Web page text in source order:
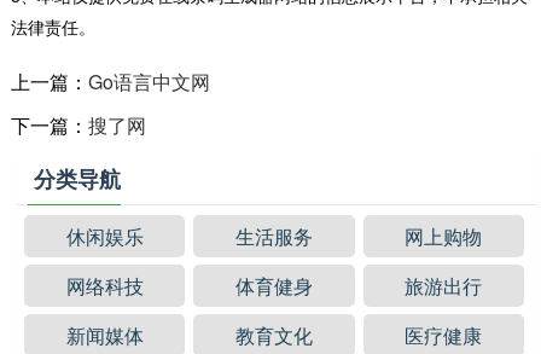
法律责任。
上一篇： Go语言中文网
下一篇： 搜了网
分类导航
休闲娱乐 生活服务
网上购物
网络科技
体育健身
旅游出行
新闻媒体
教育文化
医疗健康